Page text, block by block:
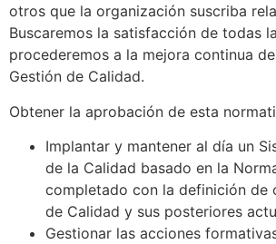
otros que la organización suscriba
Buscaremos la satisfacción de todas
procederemos a la mejora continua
Gestión de Calidad.
Obtener la aprobación de esta
Implantar y mantener al día un
de la Calidad basado en la
completado con la definición de
de Calidad y sus posteriores
Gestionar las acciones